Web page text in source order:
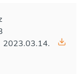
2023.03.14.